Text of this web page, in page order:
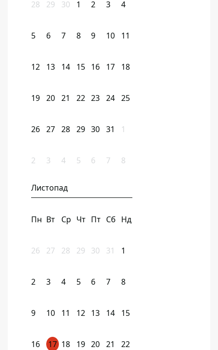
28 29 30 1 2 3 4
5 6 7 8 9 10 11
12 13 14 15 16 17 18
19 20 21 22 23 24 25
26 27 28 29 30 31 1
2 3 4 5 6 7 8
Листопад
Пн Вт Ср Чт Пт Сб Нд
26 27 28 29 30 31 1
2 3 4 5 6 7 8
9 10 11 12 13 14 15
16 17 18 19 20 21 22